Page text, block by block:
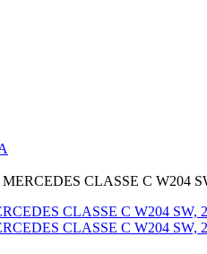
CLASSE C W204